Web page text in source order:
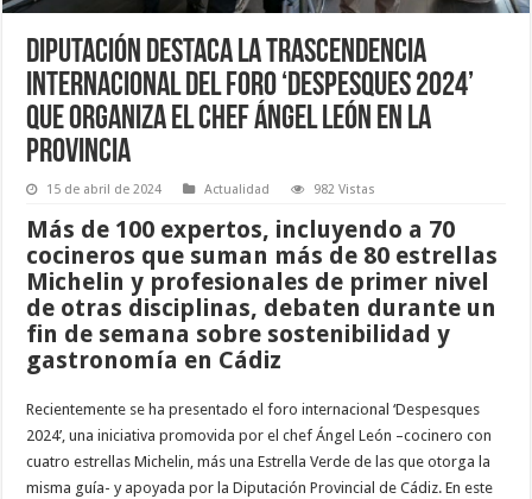
Diputación destaca la trascendencia
internacional del foro ‘Despesques 2024’
que organiza el chef Ángel León en la
provincia
15 de abril de 2024 Actualidad 982 Vistas
Más de 100 expertos, incluyendo a 70
cocineros que suman más de 80 estrellas
Michelin y profesionales de primer nivel
de otras disciplinas, debaten durante un
fin de semana sobre sostenibilidad y
gastronomía en Cádiz
Recientemente se ha presentado el foro internacional ‘Despesques
2024’, una iniciativa promovida por el chef Ángel León –cocinero con
cuatro estrellas Michelin, más una Estrella Verde de las que otorga la
misma guía- y apoyada por la Diputación Provincial de Cádiz. En este